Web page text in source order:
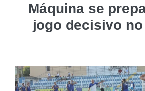
Máquina se
jogo decisivo